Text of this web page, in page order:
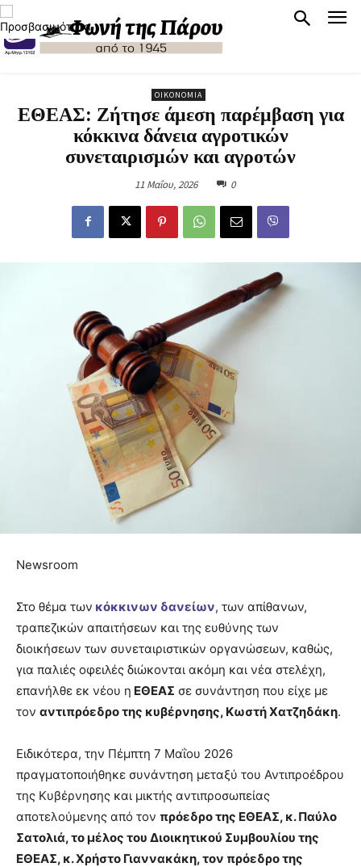
ΟΙΚΟΝΟΜΊΑ
ΕΘΕΑΣ: Ζήτησε άμεση παρέμβαση για
κόκκινα δάνεια αγροτικών
συνεταιρισμών και αγροτών
11 Μαΐου, 2026 0
Newsroom
Στο θέμα των κόκκινων δανείων, των απίθανων,
τραπεζικών απαιτήσεων και της ευθύνης των
διοικήσεων των συνεταιριστικών οργανώσεων, καθώς,
για παλιές οφειλές διώκονται ακόμη και νέα στελέχη,
επανήλθε εκ νέου η ΕΘΕΑΣ σε συνάντηση που είχε με
τον αντιπρόεδρο της κυβέρνησης, Κωστή Χατζηδάκη.
Ειδικότερα, την Πέμπτη 7 Μαΐου 2026
πραγματοποιήθηκε συνάντηση μεταξύ του Αντιπροέδρου
της Κυβέρνησης και μικτής αντιπροσωπείας
αποτελούμενης από τον πρόεδρο της ΕΘΕΑΣ, κ. Παύλο
Σατολιά, το μέλος του Διοικητικού Συμβουλίου της
ΕΘΕΑΣ, κ. Χρήστο Γιαννακάκη, τον πρόεδρο της